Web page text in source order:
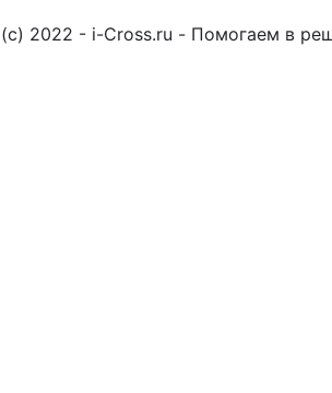
(c) 2022 - i-Cross.ru - Помогаем в